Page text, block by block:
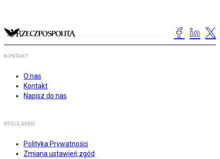
KONTAKT
O nas
Kontakt
Napisz do nas
REGULAMIN
Polityka Prywatności
Zmiana ustawień zgód